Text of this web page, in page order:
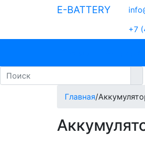
E-BATTERY
+7
Главная/